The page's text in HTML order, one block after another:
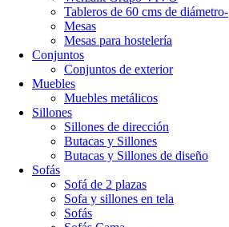
Tableros de 60 cms de diámetro-
Mesas
Mesas para hostelería
Conjuntos
Conjuntos de exterior
Muebles
Muebles metálicos
Sillones
Sillones de dirección
Butacas y Sillones
Butacas y Sillones de diseño
Sofás
Sofá de 2 plazas
Sofa y sillones en tela
Sofás